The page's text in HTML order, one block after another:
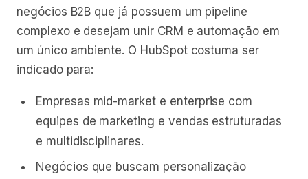
negócios B2B que já possuem um pipeline
complexo e desejam unir CRM e automação em
um único ambiente. O HubSpot costuma ser
indicado para:
Empresas mid-market e enterprise com
equipes de marketing e vendas estruturadas
e multidisciplinares.
Negócios que buscam personalização